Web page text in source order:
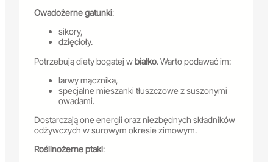
Owadożerne gatunki:
sikory,
dzięcioły.
Potrzebują diety bogatej wbiałko. Warto podawać im:
larwy mącznika,
specjalne mieszanki tłuszczowe z suszonymi
owadami.
Dostarczają one energii oraz niezbędnych składników
odżywczych w surowym okresie zimowym.
Roślinożerne ptaki: